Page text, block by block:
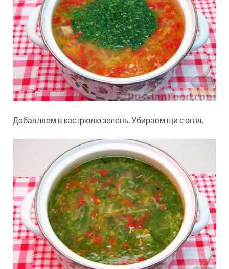
Добавляем в кастрюлю зелень. Убираем щи с огня.